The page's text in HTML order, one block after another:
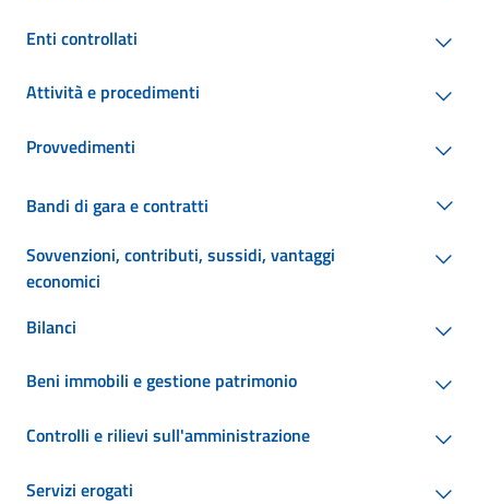
Enti controllati
Attività e procedimenti
Provvedimenti
Bandi di gara e contratti
Sovvenzioni, contributi, sussidi, vantaggi
economici
Bilanci
Beni immobili e gestione patrimonio
Controlli e rilievi sull'amministrazione
Servizi erogati